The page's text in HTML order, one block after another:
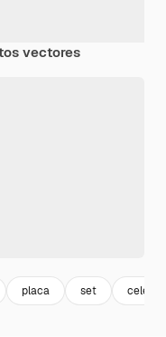
vectores
placa set